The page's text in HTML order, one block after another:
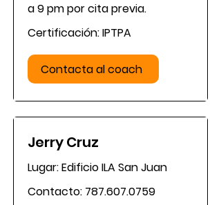
a 9 pm por cita previa.
Certificación: IPTPA
Contacta al coach
Jerry Cruz
Lugar: Edificio ILA San Juan
Contacto: 787.607.0759